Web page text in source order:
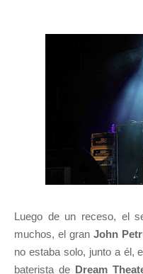
Luego de un receso, el
muchos, el gran John
no estaba solo, junto a él,
baterista de Dream